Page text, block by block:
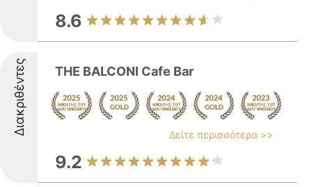
8.6
Διακριθέντες THE BALCONI Cafe Bar
Δείτε περισσότερα >>
9.2